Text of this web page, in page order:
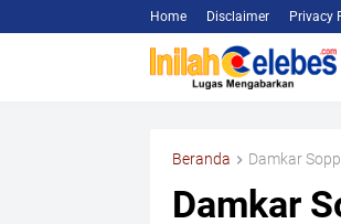
Home Disclaimer Privacy
Beranda Damkar
Damkar